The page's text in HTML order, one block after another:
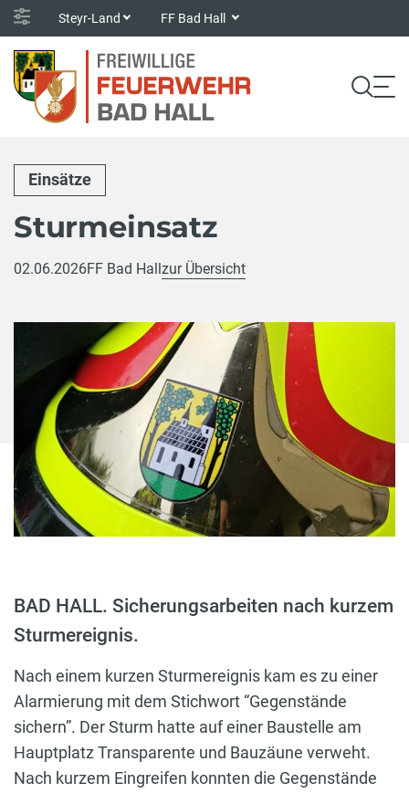
Steyr-Land FF Bad Hall
Einsätze
Sturmeinsatz
02.06.2026FF Bad Hallzur Übersicht
BAD HALL. Sicherungsarbeiten nach kurzem
Sturmereignis.
Nach einem kurzen Sturmereignis kam es zu einer
Alarmierung mit dem Stichwort “Gegenstände
sichern”. Der Sturm hatte auf einer Baustelle am
Hauptplatz Transparente und Bauzäune verweht.
Nach kurzem Eingreifen konnten die Gegenstände